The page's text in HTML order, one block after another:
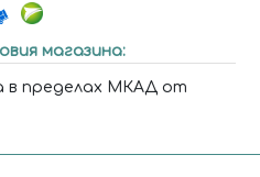
магазина:
в пределах МКАД от